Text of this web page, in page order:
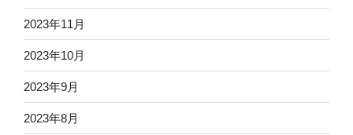
2023年11月
2023年10月
2023年9月
2023年8月